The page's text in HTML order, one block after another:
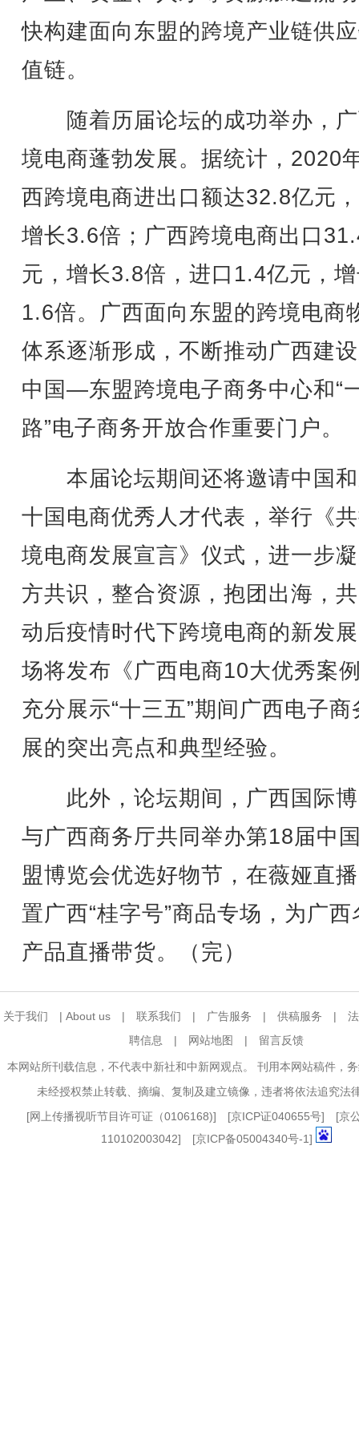
快构建面向东盟的跨境产业链供
值链。
随着历届论坛的成功举办，
境电商蓬勃发展。据统计，2020
西跨境电商进出口额达32.8亿元
增长3.6倍；广西跨境电商出口
元，增长3.8倍，进口1.4亿元，
1.6倍。广西面向东盟的跨境电商
体系逐渐形成，不断推动广西建
中国—东盟跨境电子商务中心和“
路”电子商务开放合作重要门户。
本届论坛期间还将邀请中国
十国电商优秀人才代表，举行《
境电商发展宣言》仪式，进一步
方共识，整合资源，抱团出海，
动后疫情时代下跨境电商的新发
场将发布《广西电商10大优秀案
充分展示“十三五”期间广西电子商
展的突出亮点和典型经验。
此外，论坛期间，广西国际
与广西商务厅共同举办第18届中
盟博览会优选好物节，在薇娅直
置广西“桂字号”商品专场，为广西
产品直播带货。（完）
关于我们 | About us | 联系我们 | 广告服务 | 供稿服务 |
聘信息
| 网站地图 | 留言反馈
本网站所刊载信息，不代表中新社和中新网观点。 刊用本网站稿件，
未经授权禁止转载、摘编、复制及建立镜像，违者将依法追究法
[网上传播视听节目许可证（0106168)] [京ICP证040655号] [京
110102003042] [京ICP备05004340号-1]